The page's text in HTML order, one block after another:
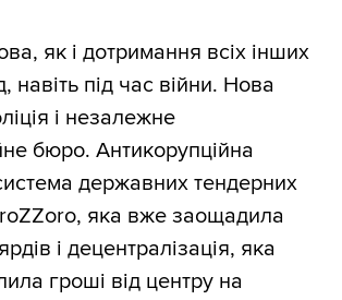
як і дотримання всіх інших
навіть під час війни. Нова
і незалежне
бюро. Антикорупційна
державних тендерних
яка вже заощадила
і децентралізація, яка
гроші від центру на